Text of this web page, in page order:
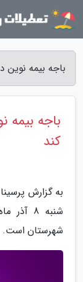
باجه بیمه نوین
باجه بیمه
کند
به گزارش
شنبه
شهرستان است.